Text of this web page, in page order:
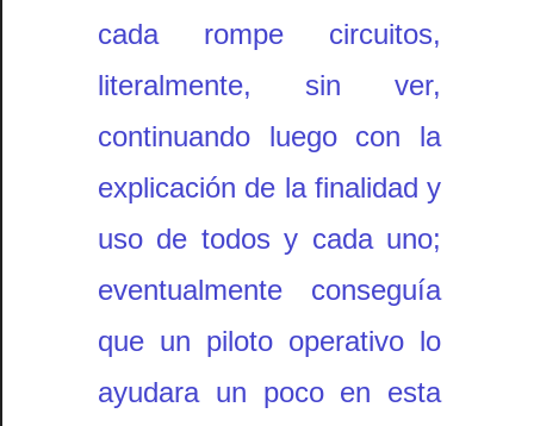
cada rompe circuitos,
literalmente, sin ver,
continuando luego con la
explicación de la finalidad y
uso de todos y cada uno;
eventualmente conseguía
que un piloto operativo lo
ayudara un poco en esta